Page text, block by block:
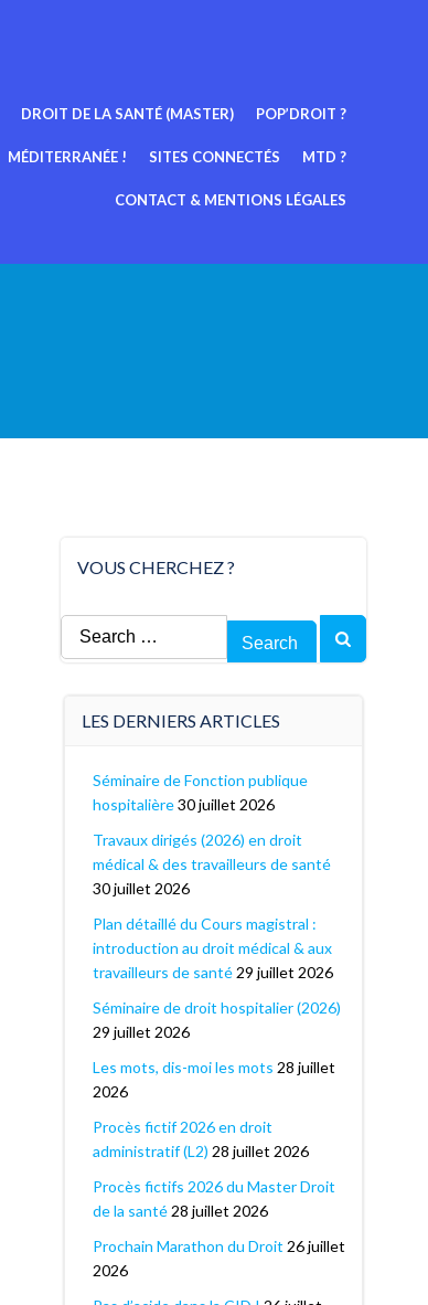
DROIT DE LA SANTÉ (MASTER) POP’DROIT ?
MÉDITERRANÉE ! SITES CONNECTÉS MTD ?
CONTACT & MENTIONS LÉGALES
VOUS CHERCHEZ ?
Search
for:
LES DERNIERS ARTICLES
Séminaire de Fonction publique
hospitalière 30 juillet 2026
Travaux dirigés (2026) en droit
médical & des travailleurs de santé
30 juillet 2026
Plan détaillé du Cours magistral :
introduction au droit médical & aux
travailleurs de santé 29 juillet 2026
Séminaire de droit hospitalier (2026)
29 juillet 2026
Les mots, dis-moi les mots 28 juillet
2026
Procès fictif 2026 en droit
administratif (L2) 28 juillet 2026
Procès fictifs 2026 du Master Droit
de la santé 28 juillet 2026
Prochain Marathon du Droit 26 juillet
2026